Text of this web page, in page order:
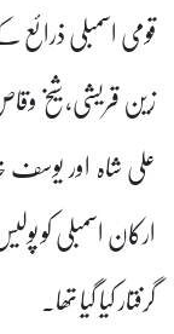
قومی اسمبلی ذرائع
زین قریشی، شیخ
علی شاہ اور
ارکان اسمبلی کو
گرفتار کیا گیا تھا۔